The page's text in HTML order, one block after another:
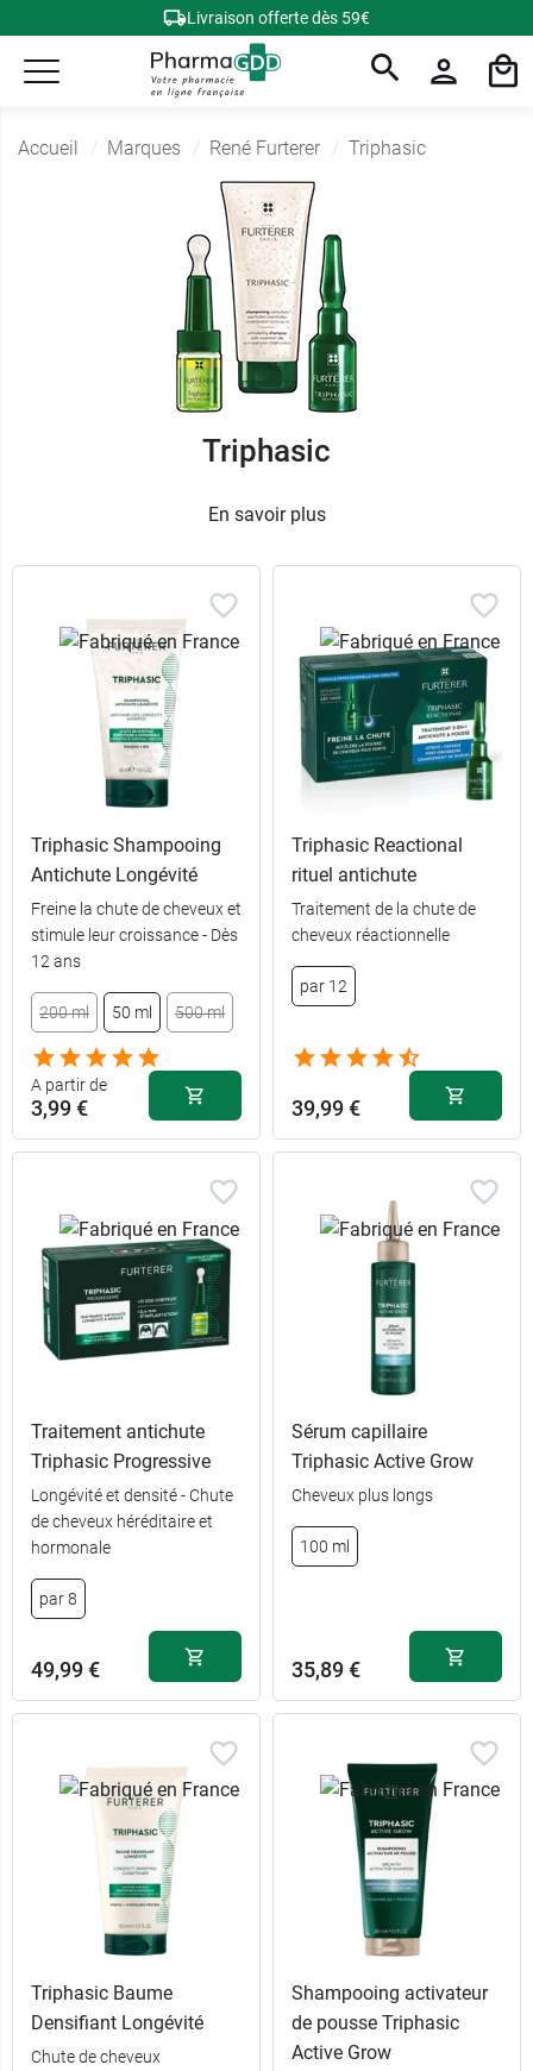
Livraison offerte dès 59€
Accueil Marques René Furterer Triphasic
Triphasic
En savoir plus
Triphasic Shampooing
Antichute Longévité
Freine la chute de cheveux et
stimule leur croissance - Dès
12 ans
200 ml 50 ml 500 ml
A partir de
3,99 €
200 ml 12,59 €
500 ml
Triphasic Reactional
rituel antichute
Traitement de la chute de
cheveux réactionnelle
par 12
39,99 €
Traitement antichute
Triphasic Progressive
Longévité et densité - Chute
de cheveux héréditaire et
hormonale
par 8
49,99 €
Sérum capillaire
Triphasic Active Grow
Cheveux plus longs
100 ml
35,89 €
Triphasic Baume
Densifiant Longévité
Chute de cheveux
Shampooing activateur
de pousse Triphasic
Active Grow